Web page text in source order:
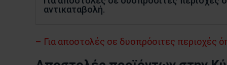
αντικαταβολή.
– Για αποστολές σε δυσπρόσιτες περιοχές